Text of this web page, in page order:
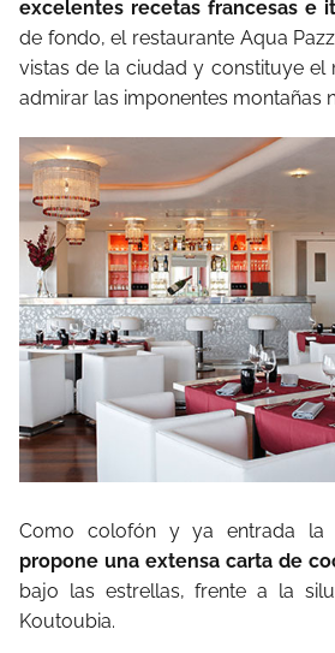
excelentes recetas francesas e
de fondo, el restaurante Aqua
vistas de la ciudad y constituye el
admirar las imponentes montañas
Como colofón y ya entrada
propone una extensa carta de
bajo las estrellas, frente a la
Koutoubia.